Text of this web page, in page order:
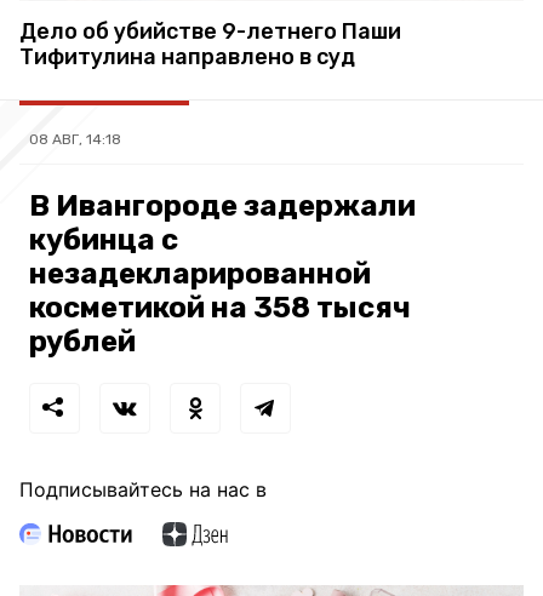
Дело об убийстве 9-летнего Паши
Тифитулина направлено в суд
08 АВГ, 14:18
В Ивангороде задержали
кубинца с
незадекларированной
косметикой на 358 тысяч
рублей
Подписывайтесь на нас в